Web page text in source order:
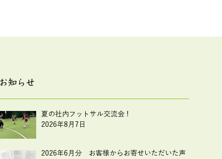
お知らせ
夏の社内フットサル交流会！
2026年8月7日
2026年6月分 お客様からお寄せいただいた声